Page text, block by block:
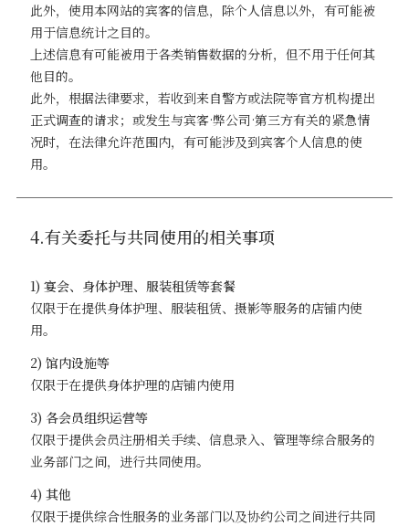
此外，使用本网站的宾客的信息，除个人信息以外，有可能被
用于信息统计之目的。
上述信息有可能被用于各类销售数据的分析，但不用于任何其
他目的。
此外，根据法律要求，若收到来自警方或法院等官方机构提出
正式调查的请求；或发生与宾客·弊公司·第三方有关的紧急情
况时，在法律允许范围内，有可能涉及到宾客个人信息的使
用。
4.有关委托与共同使用的相关事项
1) 宴会、身体护理、服装租赁等套餐
仅限于在提供身体护理、服装租赁、摄影等服务的店铺内使
用。
2) 馆内设施等
仅限于在提供身体护理的店铺内使用
3) 各会员组织运营等
仅限于提供会员注册相关手续、信息录入、管理等综合服务的
业务部门之间，进行共同使用。
4) 其他
仅限于提供综合性服务的业务部门以及协约公司之间进行共同